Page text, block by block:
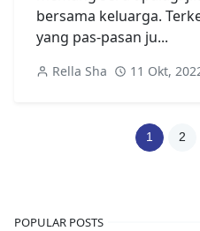
bersama keluarga.
yang pas-pasan ju...
Rella Sha 11 Okt,
1 2
POPULAR POSTS